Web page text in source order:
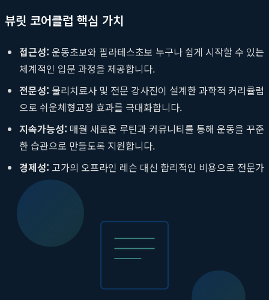
뷰릿 코어클럽 핵심 가치
접근성: 운동초보와 필라테스초보 누구나 쉽게 시작할 수 있는
체계적인 입문 과정을 제공합니다.
전문성: 물리치료사 및 전문 강사진이 설계한 과학적 커리큘럼
으로 쉬운체형교정 효과를 극대화합니다.
지속가능성: 매월 새로운 루틴과 커뮤니티를 통해 운동을 꾸준
한 습관으로 만들도록 지원합니다.
경제성: 고가의 오프라인 레슨 대신 합리적인 비용으로 전문가
수준의 관리를 받을 수 있습니다.
필라테스초보도 전문가처럼, 쉬운체형교정
필라테스는 체형 교정과 코어 강화에 탁월한 효과가 있는 것으로